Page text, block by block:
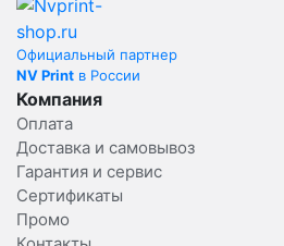
Официальный партнер
NV Print в России
Компания
Оплата
Доставка и самовывоз
Гарантия и сервис
Сертификаты
Промо